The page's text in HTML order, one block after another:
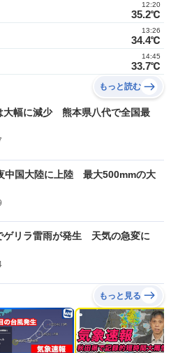
35.2℃
12:20
34.4℃
13:26
33.7℃
14:45
もっと読む
大幅に減少 熊本県八代で全国最
中国大陸に上陸 最大500mmの大
ゲリラ雷雨が発生 天気の急変に
もっと見る